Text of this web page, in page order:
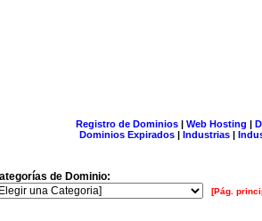
Registro de Dominios| Web Hosting |
Dominios Expirados | Industrias |
de Dominio:
[Pág.